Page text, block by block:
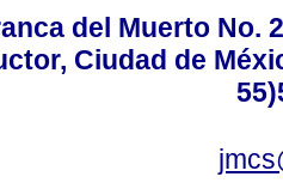
del Muerto No.
Ciudad de